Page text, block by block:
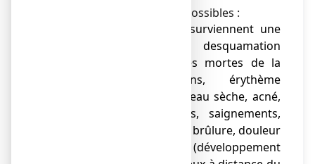
Autres effets indésirables possibles :
● Il est possible que surviennent une
irritation locale avec desquamation
(élimination des cellules mortes de la
peau), démangeaisons, érythème
(rougeur de la peau), peau sèche, acné,
formation de vésicules, saignements,
ulcération, sensation de brûlure, douleur
et hypertrichose (développement